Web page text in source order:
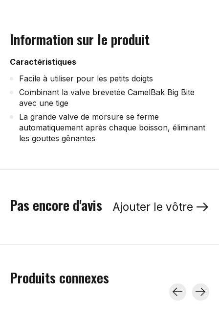
Information sur le produit
Caractéristiques
Facile à utiliser pour les petits doigts
Combinant la valve brevetée CamelBak Big Bite
avec une tige
La grande valve de morsure se ferme
automatiquement après chaque boisson, éliminant
les gouttes gênantes
Pas encore d'avis Ajouter le vôtre
Produits connexes